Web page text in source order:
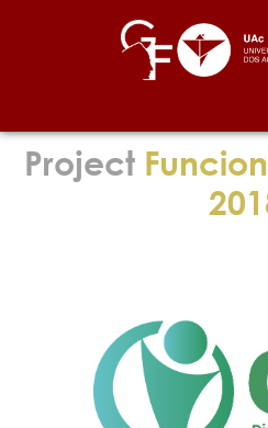
Foundation
Project